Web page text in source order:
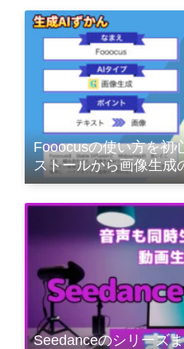
Fooocusの使い方を初
ストールから画像生成
Seedanceのシリーズ